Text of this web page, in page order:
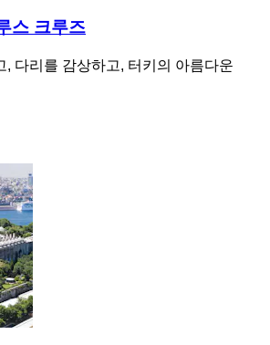
스 크루즈
, 다리를 감상하고, 터키의 아름다운